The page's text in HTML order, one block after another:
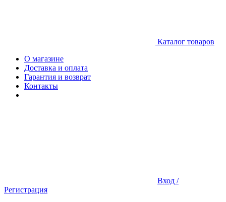
Каталог товаров
О магазине
Доставка и оплата
Гарантия и возврат
Контакты
Вход /
Регистрация